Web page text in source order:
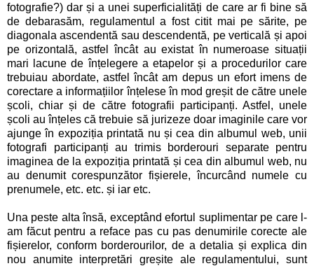
fotografie?) dar și a unei superficialități de care ar fi bine să
de debarasăm, regulamentul a fost citit mai pe sărite, pe
diagonala ascendentă sau descendentă, pe verticală și apoi
pe orizontală, astfel încât au existat în numeroase situații
mari lacune de înțelegere a etapelor și a procedurilor care
trebuiau abordate, astfel încât am depus un efort imens de
corectare a informațiilor înțelese în mod greșit de către unele
școli, chiar și de către fotografii participanți. Astfel, unele
școli au înțeles că trebuie să jurizeze doar imaginile care vor
ajunge în expoziția printată nu și cea din albumul web, unii
fotografi participanți au trimis borderouri separate pentru
imaginea de la expoziția printată și cea din albumul web, nu
au denumit corespunzător fișierele, încurcând numele cu
prenumele, etc. etc. și iar etc.
Una peste alta însă, exceptând efortul suplimentar pe care l-
am făcut pentru a reface pas cu pas denumirile corecte ale
fișierelor, conform borderourilor, de a detalia și explica din
nou anumite interpretări greșite ale regulamentului, sunt